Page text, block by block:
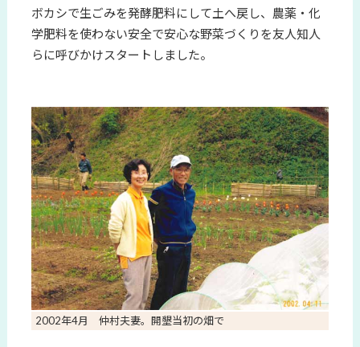
ボカシで生ごみを発酵肥料にして土へ戻し、農薬・化
学肥料を使わない安全で安心な野菜づくりを友人知人
らに呼びかけスタートしました。
2002年4月 仲村夫妻。開墾当初の畑で